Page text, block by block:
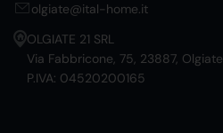
olgiate@ital-home.it
OLGIATE 21 SRL
Via Fabbricone, 75, 23887,
P.IVA: 04520200165